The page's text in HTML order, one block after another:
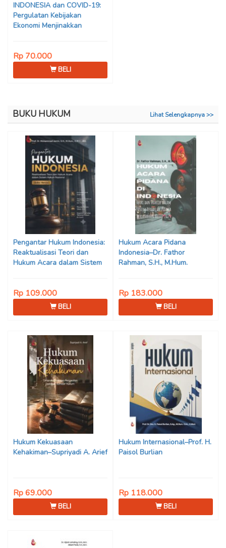
INDONESIA dan COVID-19:
Pergulatan Kebijakan
Ekonomi Menjinakkan
Rp 70.000
BELI
BUKU HUKUM Lihat Selengkapnya >>
Pengantar Hukum Indonesia:
Reaktualisasi Teori dan
Hukum Acara dalam Sistem
Jamin, S.H., M.Hum., dkk.
Rp 109.000
BELI
Hukum Acara Pidana
Indonesia–Dr. Fathor
Rahman, S.H., M.Hum.
Rp 183.000
BELI
Hukum Kekuasaan
Kehakiman–Supriyadi A. Arief
Rp 69.000
BELI
Hukum Internasional–Prof. H.
Paisol Burlian
Rp 118.000
BELI